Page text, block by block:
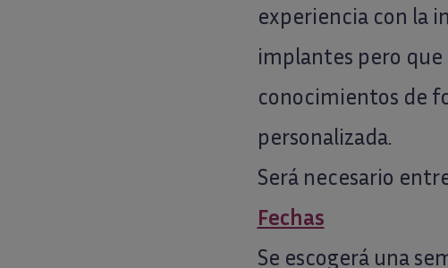
experiencia con la
implantes pero
conocimientos de
personalizada.
Será necesario
Fechas
Se escogerá una